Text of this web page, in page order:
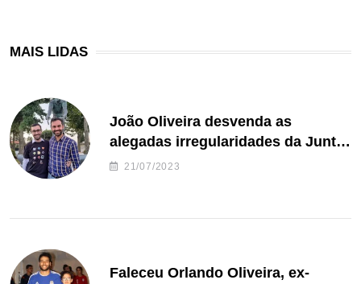
MAIS LIDAS
João Oliveira desvenda as
alegadas irregularidades da Junta
de Freguesia S. João de Ver
21/07/2023
Faleceu Orlando Oliveira, ex-